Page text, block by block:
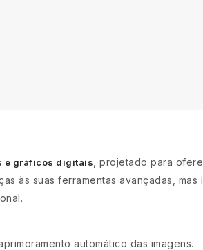
e gráficos digitais , projetado para
às suas ferramentas avançadas,
automático das imagens.